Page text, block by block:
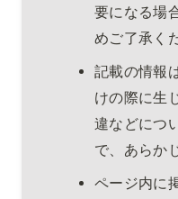
要になる場
めご了承く
記載の情報
けの際に生
違などにつ
で、あらか
ページ内に